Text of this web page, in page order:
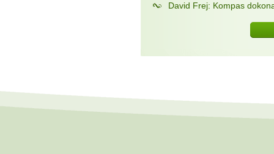
David Frej: Kompas